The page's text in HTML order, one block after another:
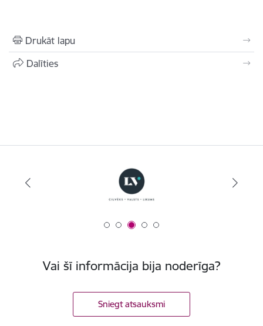
Drukāt lapu
Dalīties
Vai šī informācija bija noderīga?
Sniegt atsauksmi